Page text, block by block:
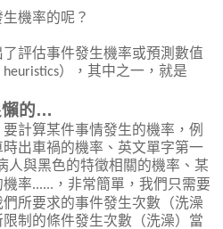
機率的呢？
評估事件發生機率或預測數值
heuristics），其中之一，就是
的…
計算某件事情發生的機率，例
出車禍的機率、英文單字第一
人與黑色的特徵相關的機率、某
率...... ，非常簡單，我們只需要
所要求的事件發生次數（洗澡
制的條件發生次數（洗澡）當